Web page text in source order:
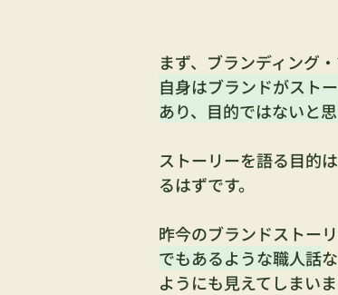
まず、ブランディング
自身はブランドがスト
あり、目的ではないと思
ストーリーを語る目的
るはずです。
昨今のブランドストーリ
でもあるような職人話
ようにも見えてしまいま